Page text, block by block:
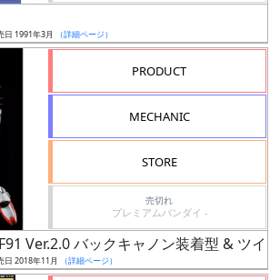
日 1991年3月 （詳細ページ）
PRODUCT
MECHANIC
STORE
売切れ
プレミアムバンダイ -
Ver.2.0 バックキャノン装着型 & ツ
日 2018年11月 （詳細ページ）